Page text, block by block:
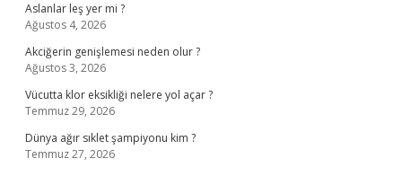
Aslanlar leş yer mi ?
Ağustos 4, 2026
Akciğerin genişlemesi neden olur ?
Ağustos 3, 2026
Vücutta klor eksikliği nelere yol açar ?
Temmuz 29, 2026
Dünya ağır sıklet şampiyonu kim ?
Temmuz 27, 2026